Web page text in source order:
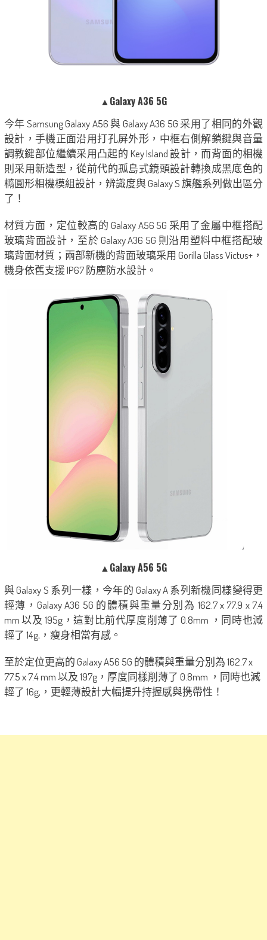
▲Galaxy A36 5G
今年 Samsung Galaxy A56 與 Galaxy A36 5G 采用了相同的外觀
設計，手機正面沿用打孔屏外形，中框右側解鎖鍵與音量
調教鍵部位繼續采用凸起的 Key Island 設計，而背面的相機
則采用新造型，從前代的孤島式鏡頭設計轉換成黑底色的
橢圓形相機模組設計，辨識度與 Galaxy S 旗艦系列做出區分
了！
材質方面，定位較高的 Galaxy A56 5G 采用了金屬中框搭配
玻璃背面設計，至於 Galaxy A36 5G 則沿用塑料中框搭配玻
璃背面材質；兩部新機的背面玻璃采用 Gorilla Glass Victus+，
機身依舊支援 IP67 防塵防水設計。
▲Galaxy A56 5G
與 Galaxy S 系列一樣，今年的 Galaxy A 系列新機同樣變得更
輕薄，Galaxy A36 5G 的體積與重量分別為 162.7 x 77.9 x 7.4
mm 以及 195g，這對比前代厚度削薄了 0.8mm ，同時也減
輕了 14g,，瘦身相當有感。
至於定位更高的 Galaxy A56 5G 的體積與重量分別為 162.7 x
77.5 x 7.4 mm 以及 197g，厚度同樣削薄了 0.8mm ，同時也減
輕了 16g,，更輕薄設計大幅提升持握感與携帶性！